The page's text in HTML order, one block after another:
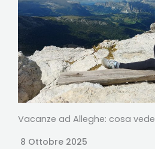
Vacanze ad Alleghe: cosa
8 Ottobre 2025